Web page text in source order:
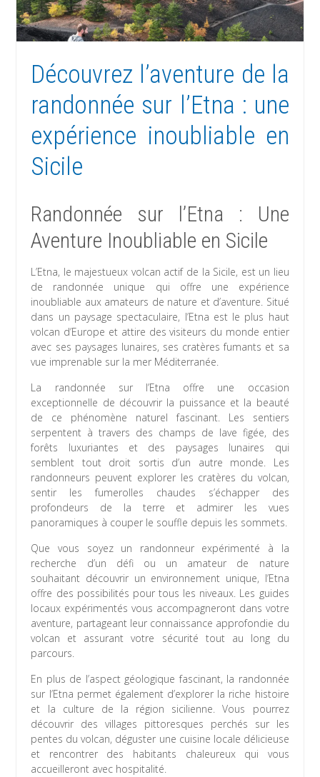
Découvrez l’aventure de la
randonnée sur l’Etna : une
expérience inoubliable en
Sicile
Randonnée sur l’Etna : Une
Aventure Inoubliable en Sicile
L’Etna, le majestueux volcan actif de la Sicile, est un lieu
de randonnée unique qui offre une expérience
inoubliable aux amateurs de nature et d’aventure. Situé
dans un paysage spectaculaire, l’Etna est le plus haut
volcan d’Europe et attire des visiteurs du monde entier
avec ses paysages lunaires, ses cratères fumants et sa
vue imprenable sur la mer Méditerranée.
La randonnée sur l’Etna offre une occasion
exceptionnelle de découvrir la puissance et la beauté
de ce phénomène naturel fascinant. Les sentiers
serpentent à travers des champs de lave figée, des
forêts luxuriantes et des paysages lunaires qui
semblent tout droit sortis d’un autre monde. Les
randonneurs peuvent explorer les cratères du volcan,
sentir les fumerolles chaudes s’échapper des
profondeurs de la terre et admirer les vues
panoramiques à couper le souffle depuis les sommets.
Que vous soyez un randonneur expérimenté à la
recherche d’un défi ou un amateur de nature
souhaitant découvrir un environnement unique, l’Etna
offre des possibilités pour tous les niveaux. Les guides
locaux expérimentés vous accompagneront dans votre
aventure, partageant leur connaissance approfondie du
volcan et assurant votre sécurité tout au long du
parcours.
En plus de l’aspect géologique fascinant, la randonnée
sur l’Etna permet également d’explorer la riche histoire
et la culture de la région sicilienne. Vous pourrez
découvrir des villages pittoresques perchés sur les
pentes du volcan, déguster une cuisine locale délicieuse
et rencontrer des habitants chaleureux qui vous
accueilleront avec hospitalité.